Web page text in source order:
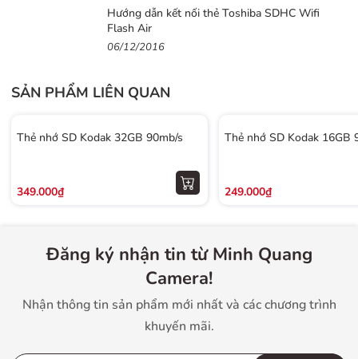
Hướng dẫn kết nối thẻ Toshiba SDHC Wifi
Flash Air
06/12/2016
SẢN PHẨM LIÊN QUAN
Thẻ nhớ SD Kodak 32GB 90mb/s
349.000₫
Thẻ nhớ SD Kodak 16GB
249.000₫
Đăng ký nhận tin từ Minh Quang
Camera!
Nhận thông tin sản phẩm mới nhất và các chương trình
khuyến mãi.